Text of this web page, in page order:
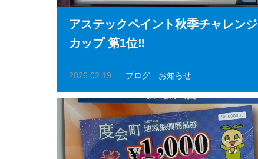
アステックペイント秋季チャレンジ
カップ 第1位‼︎
2026.02.19 ブログ お知らせ